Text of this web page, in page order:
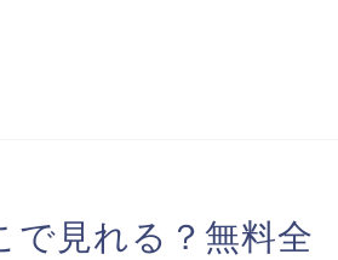
で見れる？無料全